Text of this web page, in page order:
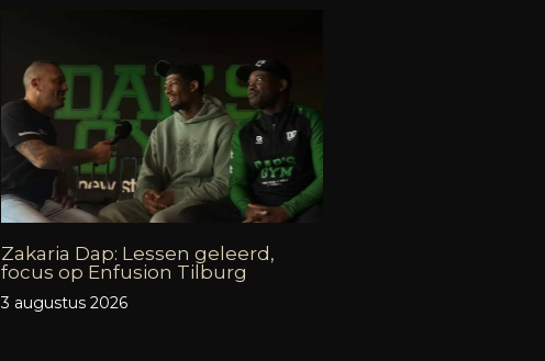
Zakaria Dap: Lessen geleerd,
focus op Enfusion Tilburg
3 augustus 2026